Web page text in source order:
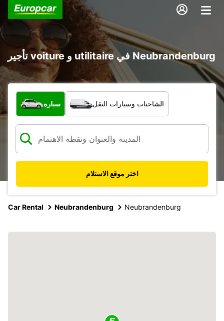
تأجير voiture و utilitaire في Neubrandenburg
ما نوع المركبة؟
سيارة الشاحنات وسيارات النقل
اختر موقع الاستلام
Car Rental Neubrandenburg Neubrandenburg